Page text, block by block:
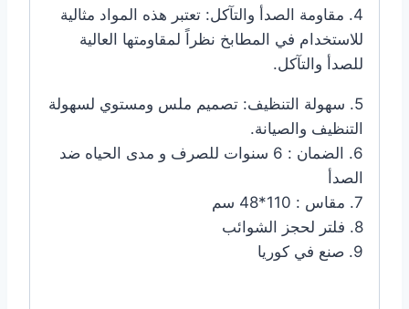
4. مقاومة الصدأ والتآكل: تعتبر هذه المواد مثالية
للاستخدام في المطابخ نظراً لمقاومتها العالية
للصدأ والتآكل.
5. سهولة التنظيف: تصميم ملس ومستوي لسهولة
التنظيف والصيانة.
6. الضمان : 6 سنوات للصرف و مدى الحياه ضد
الصدأ
7. مقاس : 110*48 سم
8. فلتر لحجز الشوائب
9. صنع في كوريا